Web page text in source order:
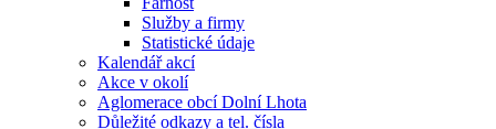
Služby a firmy
Statistické údaje
Kalendář akcí
Akce v okolí
Aglomerace obcí Dolní Lhota
Důležité odkazy a tel. čísla